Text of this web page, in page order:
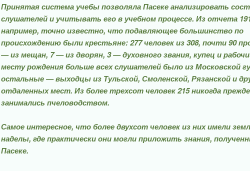
Принятая система учебы по­зволяла Пасеке анализировать
слушателей и учитывать его в учебном процессе. Из отче­та
например, точно известно, что подавляющее большинство по
происхождению были крестьяне: 277 человек из 308, почти 90
— из мещан, 7 — из дворян, 3 — духовного звания, купец и
месту рождения больше всех слушателей было из Московской
остальные — выходцы из Тульской, Смоленской, Рязан­ской и
отдаленных мест. Из более трехсот человек 215 никогда
занимались пчеловодством.
Самое интересное, что более двухсот человек из них имели
наделы, где практичес­ки они могли приложить знания,
Пасеке.